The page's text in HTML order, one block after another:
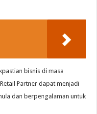
bisnis di masa
Partner dapat menjadi
dan berpengalaman untuk